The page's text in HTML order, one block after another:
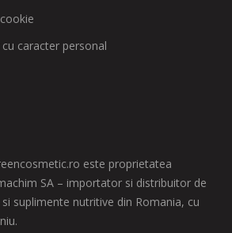
caracter personal
este proprietatea
SA – importator si distribuitor de
suplimente nutritive din Romania, cu